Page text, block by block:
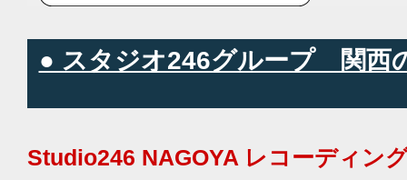
● スタジオ246グループ 関西
Studio246 NAGOYA レコーディン